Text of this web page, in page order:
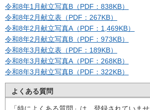
令和8年1月献立写真B（PDF：838KB）
令和8年2月献立表（PDF：267KB）
令和8年2月献立写真A（PDF：1,469KB）
令和8年2月献立写真B（PDF：973KB）
令和8年3月献立表（PDF：189KB）
令和8年3月献立写真A（PDF：268KB）
令和8年3月献立写真B（PDF：322KB）
よくある質問